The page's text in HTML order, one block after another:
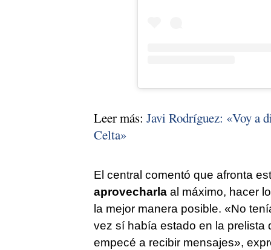
Leer más: Javi Rodríguez: «Voy a
Celta»
El central comentó que afronta
aprovecharlaal máximo, hacer
la mejor manera posible. «No
vez sí había estado en la prelista
empecé a recibir mensajes»,